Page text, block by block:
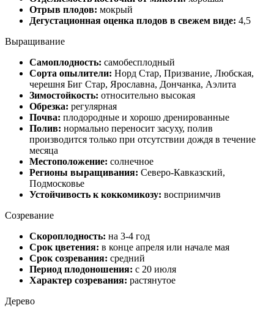
Отрыв плодов: мокрый
Дегустационная оценка плодов в свежем виде: 4,5
Выращивание
Самоплодность: самобесплодный
Сорта опылители: Норд Стар, Призвание, Любская,
черешня Биг Стар, Ярославна, Дончанка, Аэлита
Зимостойкость: относительно высокая
Обрезка: регулярная
Почва: плодородные и хорошо дренированные
Полив: нормально переносит засуху, полив
производится только при отсутствии дождя в течение
месяца
Местоположение: солнечное
Регионы выращивания: Северо-Кавказский,
Подмосковье
Устойчивость к коккомикозу: восприимчив
Созревание
Скороплодность: на 3-4 год
Срок цветения: в конце апреля или начале мая
Срок созревания: средний
Период плодоношения: с 20 июля
Характер созревания: растянутое
Дерево